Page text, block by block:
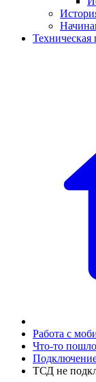
Техническая
Работа с
Что-то
ТСД не